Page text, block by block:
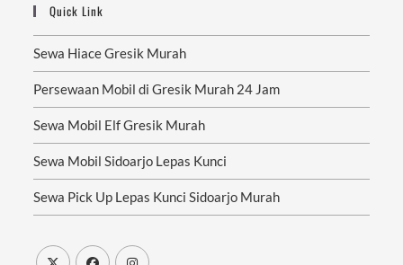
Quick Link
Sewa Hiace Gresik Murah
Persewaan Mobil di Gresik Murah 24 Jam
Sewa Mobil Elf Gresik Murah
Sewa Mobil Sidoarjo Lepas Kunci
Sewa Pick Up Lepas Kunci Sidoarjo Murah